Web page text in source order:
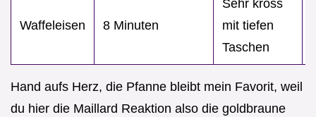
Waffeleisen 8 Minuten
Sehr kross
mit tiefen
Taschen
Hand aufs Herz, die Pfanne bleibt mein Favorit, weil
du hier die Maillard Reaktion also die goldbraune